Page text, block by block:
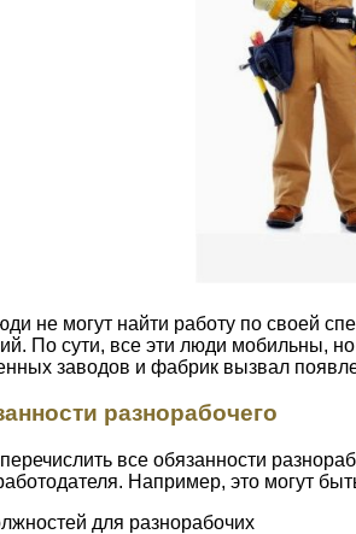
не могут найти работу по своей
По сути, все эти люди мобильны,
заводов и фабрик вызвал
разнорабочего
все обязанности
Например, это могут
для разнорабочих